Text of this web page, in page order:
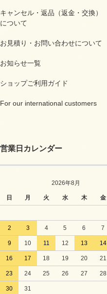
キャンセル・返品（返金・交換）
について
お見積り・お問い合わせについて
お知らせ一覧
ショップご利用ガイド
For our international customers
営業日カレンダー
2026年8月
日 月 火 水 木 金
2 3 4 5 6 7
9 10 11 12 13 14
16 17 18 19 20 21
23 24 25 26 27 28
30 31